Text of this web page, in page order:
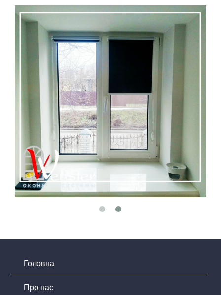
Головна
Про нас